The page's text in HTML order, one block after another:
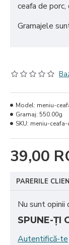
ceafa de
Gramajele
39,00
Model: meniu-
Gramaj: 550.00g
SKU: meniu-
PARERILE
Nu sunt opinii
SPUNE-ŢI
Autentifică-te